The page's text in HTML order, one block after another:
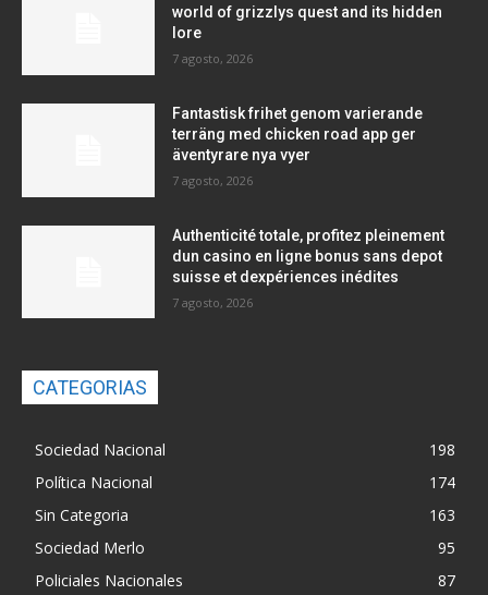
world of grizzlys quest and its hidden
lore
7 agosto, 2026
Fantastisk frihet genom varierande
terräng med chicken road app ger
äventyrare nya vyer
7 agosto, 2026
Authenticité totale, profitez pleinement
dun casino en ligne bonus sans depot
suisse et dexpériences inédites
7 agosto, 2026
CATEGORIAS
Sociedad Nacional
198
Política Nacional
174
Sin Categoria
163
Sociedad Merlo
95
Policiales Nacionales
87